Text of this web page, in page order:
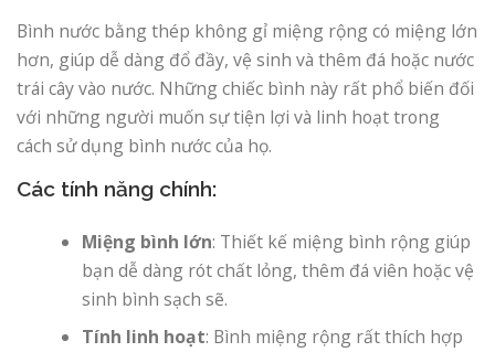
Bình nước bằng thép không gỉ miệng rộng có miệng lớn
hơn, giúp dễ dàng đổ đầy, vệ sinh và thêm đá hoặc nước
trái cây vào nước. Những chiếc bình này rất phổ biến đối
với những người muốn sự tiện lợi và linh hoạt trong
cách sử dụng bình nước của họ.
Các tính năng chính:
Miệng bình lớn: Thiết kế miệng bình rộng giúp
bạn dễ dàng rót chất lỏng, thêm đá viên hoặc vệ
sinh bình sạch sẽ.
Tính linh hoạt: Bình miệng rộng rất thích hợp